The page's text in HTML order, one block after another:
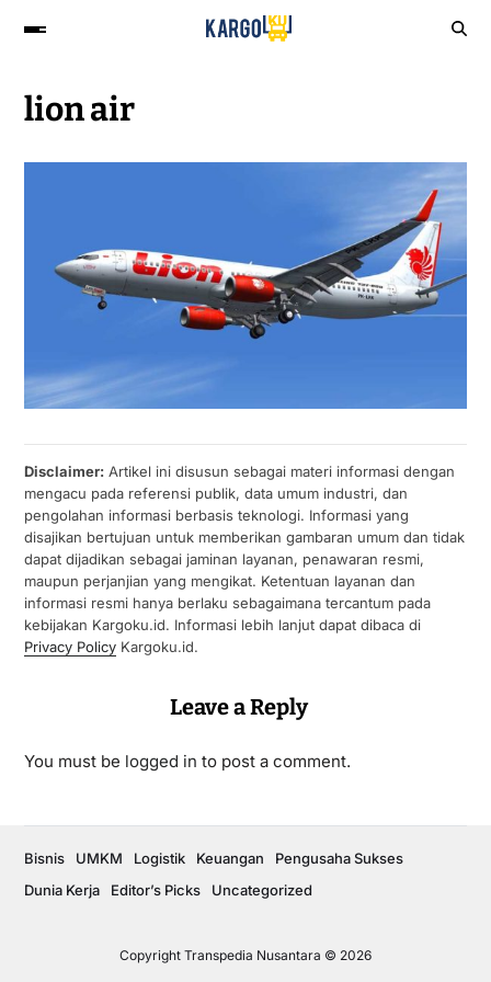
lion air
Disclaimer:Artikel ini disusun sebagai materi informasi dengan
mengacu pada referensi publik, data umum industri, dan
pengolahan informasi berbasis teknologi. Informasi yang
disajikan bertujuan untuk memberikan gambaran umum dan tidak
dapat dijadikan sebagai jaminan layanan, penawaran resmi,
maupun perjanjian yang mengikat. Ketentuan layanan dan
informasi resmi hanya berlaku sebagaimana tercantum pada
kebijakan Kargoku.id. Informasi lebih lanjut dapat dibaca di
Privacy PolicyKargoku.id.
Leave a Reply
You must be logged in to post a comment.
Copyright Transpedia Nusantara © 2026
Bisnis UMKM Logistik Keuangan
Pengusaha Sukses
Dunia Kerja
Editor’s Picks Uncategorized